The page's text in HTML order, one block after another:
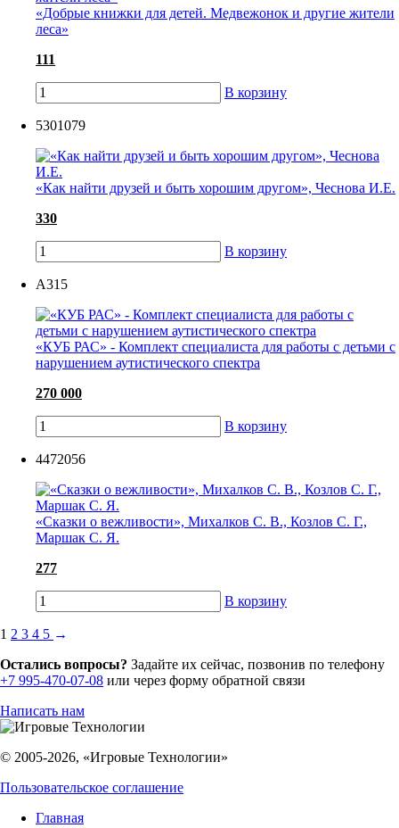
«Добрые книжки для детей. Медвежонок и другие жители
леса»
111
В корзину
5301079
«Как найти друзей и быть хорошим другом», Чеснова И.Е.
330
В корзину
А315
«КУБ РАС» - Комплект специалиста для работы с детьми с
нарушением аутистического спектра
270 000
В корзину
4472056
«Сказки о вежливости», Михалков С. В., Козлов С. Г.,
Маршак С. Я.
277
В корзину
1 2 3 4 5 →
Остались вопросы? Задайте их сейчас, позвонив по телефону
+7 995-470-07-08 или через форму обратной связи
Написать нам
© 2005-2026, «Игровые Технологии»
Пользовательское соглашение
Главная